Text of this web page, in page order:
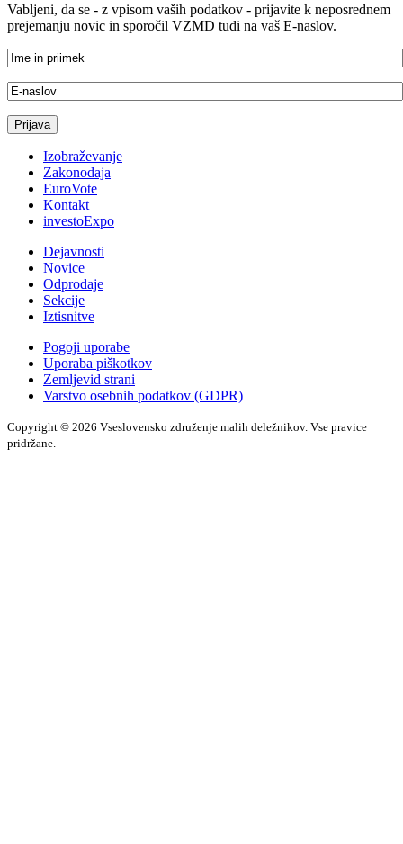
Vabljeni, da se - z vpisom vaših podatkov - prijavite k neposrednem
prejemanju novic in sporočil VZMD tudi na vaš E-naslov.
Izobraževanje
Zakonodaja
EuroVote
Kontakt
investoExpo
Dejavnosti
Novice
Odprodaje
Sekcije
Iztisnitve
Pogoji uporabe
Uporaba piškotkov
Zemljevid strani
Varstvo osebnih podatkov (GDPR)
Copyright © 2026 Vseslovensko združenje malih deležnikov. Vse pravice
pridržane.